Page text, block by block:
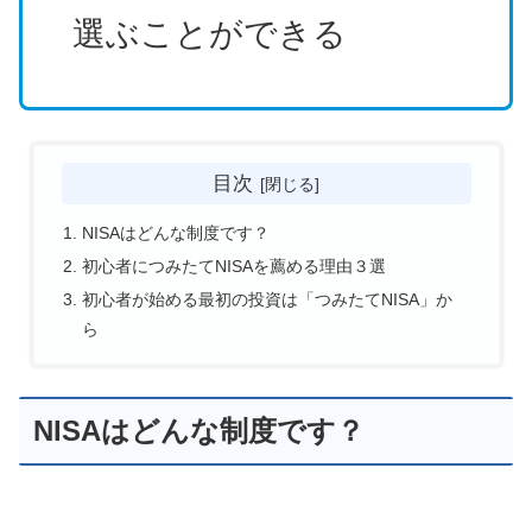
選ぶことができる
目次
NISAはどんな制度です？
初心者につみたてNISAを薦める理由３選
初心者が始める最初の投資は「つみたてNISA」か
ら
NISAはどんな制度です？